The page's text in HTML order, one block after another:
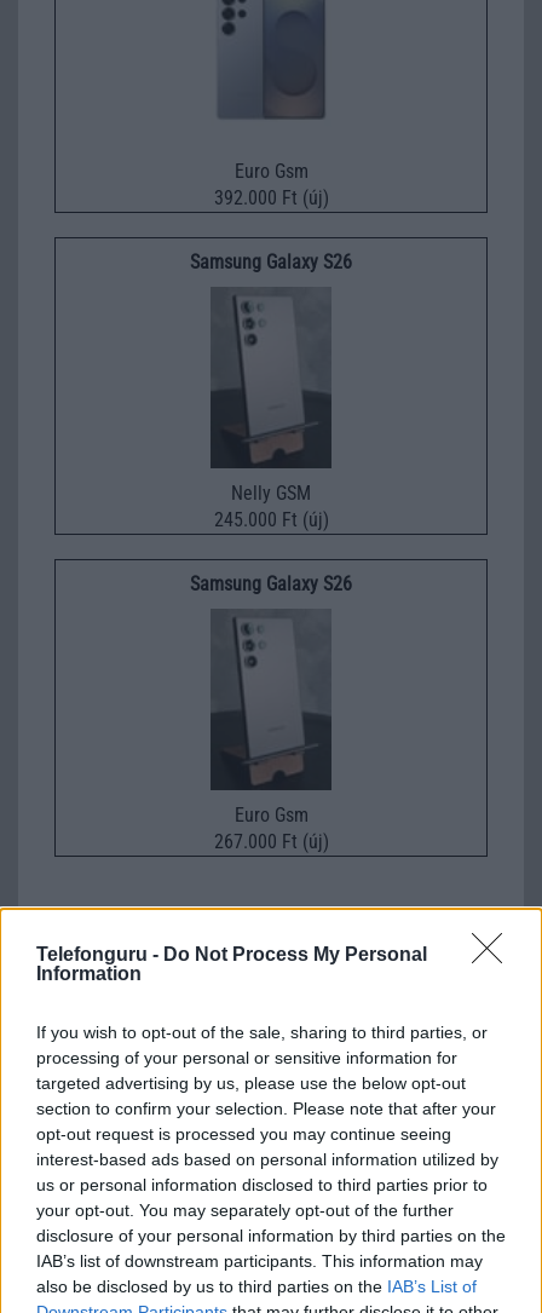
Telefonguru - Do Not Process My Personal
Information
If you wish to opt-out of the sale, sharing to third parties, or
processing of your personal or sensitive information for
targeted advertising by us, please use the below opt-out
section to confirm your selection. Please note that after your
opt-out request is processed you may continue seeing
interest-based ads based on personal information utilized by
us or personal information disclosed to third parties prior to
your opt-out. You may separately opt-out of the further
disclosure of your personal information by third parties on the
IAB’s list of downstream participants. This information may
also be disclosed by us to third parties on the IAB’s List of
Euro Gsm
392.000 Ft (új)
Samsung Galaxy S26
Nelly GSM
245.000 Ft (új)
Samsung Galaxy S26
Euro Gsm
267.000 Ft (új)
Számos népszerű Samsung Galaxy
frissítésből – itt a lista az érintett
modellekről
2026.06.30| Phone Arena
A One UI 9 érkezése új mesterséges intelligencia-
funkciókat és továbbfejlesztett kezelőfelületet hoz,
azonban több korábbi csúcskategóriás és középkategóriás
Galaxy készülék számára ez lesz az út vége.
iPhone 18 bemutató dátum - ekkor
rántja le a leplet az Apple az új
csúcsmobilokról